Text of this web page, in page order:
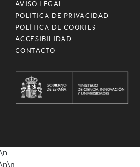
AVISO LEGAL
POLÍTICA DE PRIVACIDAD
POLÍTICA DE COOKIES
ACCESIBILIDAD
CONTACTO
\n
\n\n